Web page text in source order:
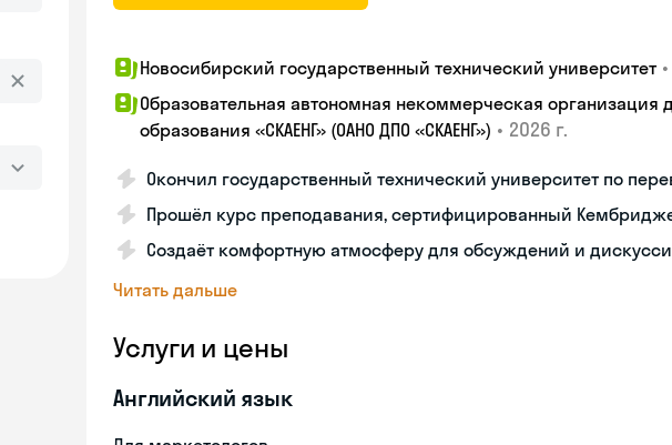
Новосибирский государственный технический университет •
Образовательная автономная некоммерческая организация
образования «СКАЕНГ» (ОАНО ДПО «СКАЕНГ») • 2026 г.
Окончил государственный технический университет по
Прошёл курс преподавания, сертифицированный
Создаёт комфортную атмосферу для обсуждений и
Читать дальше
Услуги и цены
Английский язык